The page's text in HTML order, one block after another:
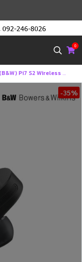
092-246-8026
0
S2 Wireless earbuds หูฟังไร้สาย
-35%